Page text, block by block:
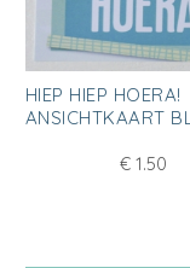
Dit
product
HIEP HIEP HOERA!
ANSICHTKAART
€1.50